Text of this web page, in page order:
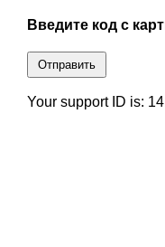
Введите код с
Отправить
Your support ID is: